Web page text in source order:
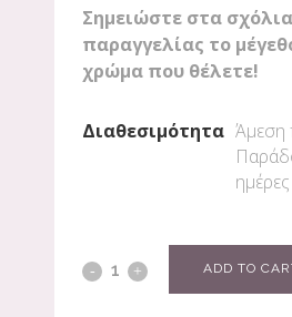
Σημειώστε στα
παραγγελίας το
χρώμα που θέλετε!
Διαθεσιμότητα Άμεση
ημέρες
ADD TO